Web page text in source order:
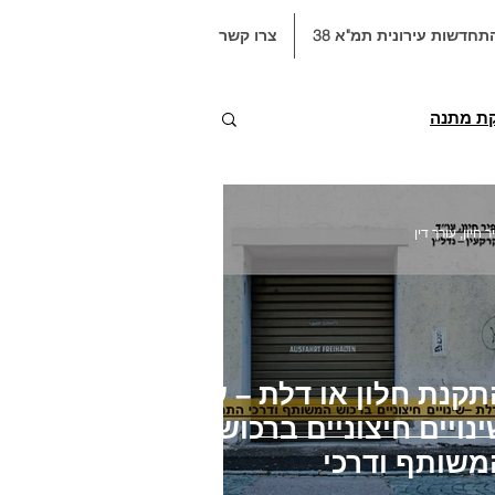
צרו קשר עירונית תמ"א 38
מתנה
פיצול דירות
תקופת בדק
2
חלון או דלת – על
חיצוניים ברכוש
ודרכי
חיון, עורך דין